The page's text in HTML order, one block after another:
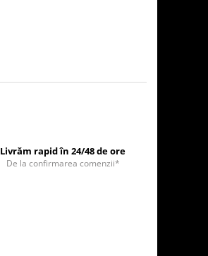
Livrăm rapid în 24/48 de ore
De la confirmarea comenzii*